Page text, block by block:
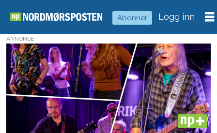
Abonner Logg inn
Tag:
kulturfabrikken
ANNONSE
PLUS